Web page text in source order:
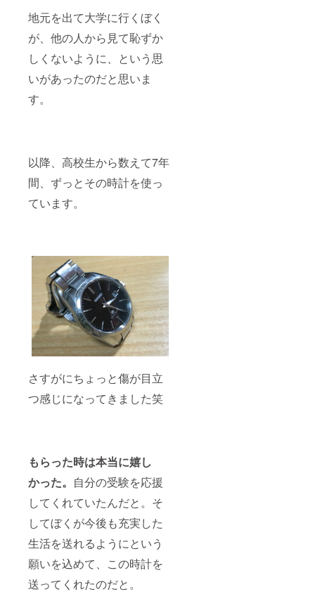
地元を出て大学に行くぼく
が、他の人から見て恥ずか
しくないように、という思
いがあったのだと思いま
す。
以降、高校生から数えて7年
間、ずっとその時計を使っ
ています。
さすがにちょっと傷が目立
つ感じになってきました笑
もらった時は本当に嬉し
かった。 自分の受験を応援
してくれていたんだと。そ
してぼくが今後も充実した
生活を送れるようにという
願いを込めて、この時計を
送ってくれたのだと。